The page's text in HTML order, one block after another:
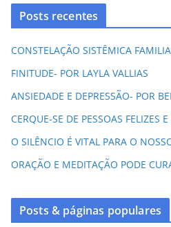
Posts recentes
CONSTELAÇÃO SISTÊMICA
FINITUDE- POR LAYLA VALLIAS
ANSIEDADE E DEPRESSÃO- POR
CERQUE-SE DE PESSOAS FELIZES
O SILÊNCIO É VITAL PARA O
ORAÇÃO E MEDITAÇÃO PODE
Posts & páginas populares